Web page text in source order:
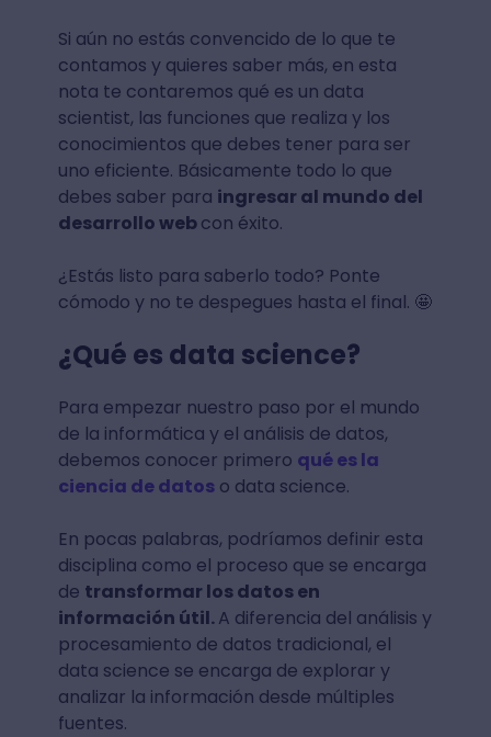
Si aún no estás convencido de lo que te
contamos y quieres saber más, en esta
nota te contaremos qué es un data
scientist, las funciones que realiza y los
conocimientos que debes tener para ser
uno eficiente. Básicamente todo lo que
debes saber para ingresar al mundo del
desarrollo webcon éxito.
¿Estás listo para saberlo todo? Ponte
cómodo y no te despegues hasta el final. 🤩
¿Qué es data science?
Para empezar nuestro paso por el mundo
de la informática y el análisis de datos,
debemos conocer primero qué es la
ciencia de datoso data science.
En pocas palabras, podríamos definir esta
disciplina como el proceso que se encarga
de transformar los datos en
información útil.A diferencia del análisis y
procesamiento de datos tradicional, el
data science se encarga de explorar y
analizar la información desde múltiples
fuentes.